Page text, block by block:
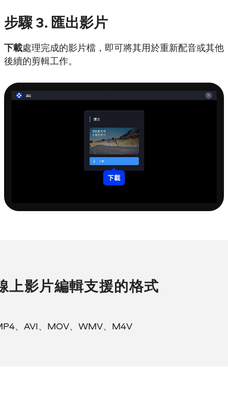
步驟3. 匯出影片
下載處理完成的影片檔，即可將其用於重新配音或其他
後續的剪輯工作。
上影片編輯支援的格式
、AVI、MOV、WMV、M4V